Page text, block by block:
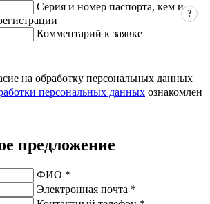
Серия и номер паспорта, кем и
?
Комментарий к заявке
на обработку персональных данных
персональных данных ознакомлен
предложение
ФИО *
Электронная почта *